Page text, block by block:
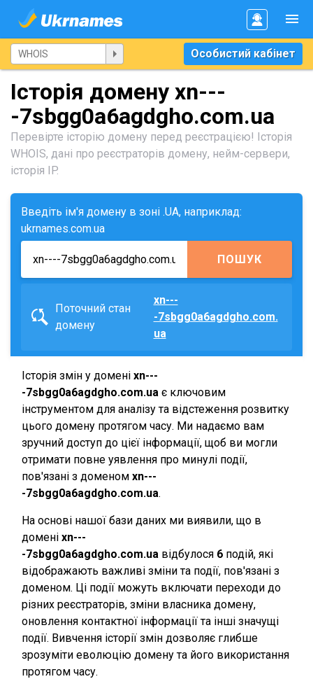
Особистий кабінет
Історія домену xn---
-7sbgg0a6agdgho.com.ua
Перевірте історію домену перед реєстрацією! Історія
WHOIS, дані про реєстраторів домену, нейм-сервери,
історія IP.
Введіть ім'я домену в зоні .UA, наприклад:
ukrnames.com.ua
ПОШУК
Поточний стан
домену
xn---
-7sbgg0a6agdgho.com.
ua
Історія змін у домені xn---
-7sbgg0a6agdgho.com.ua є ключовим
інструментом для аналізу та відстеження розвитку
цього домену протягом часу. Ми надаємо вам
зручний доступ до цієї інформації, щоб ви могли
отримати повне уявлення про минулі події,
пов'язані з доменом xn---
-7sbgg0a6agdgho.com.ua.
На основі нашої бази даних ми виявили, що в
домені xn---
-7sbgg0a6agdgho.com.ua відбулося 6 подій, які
відображають важливі зміни та події, пов'язані з
доменом. Ці події можуть включати переходи до
різних реєстраторів, зміни власника домену,
оновлення контактної інформації та інші значущі
події. Вивчення історії змін дозволяє глибше
зрозуміти еволюцію домену та його використання
протягом часу.